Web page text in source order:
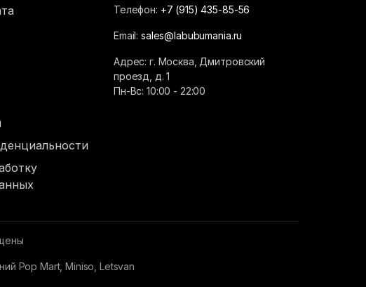
Телефон: +7 (915) 435-85-56
Email:sales@labubumania.ru
Адрес: г. Москва, Дмитровский
проезд, д. 1
Пн-Вс: 10:00 - 22:00
Pop Mart, Miniso, Letsvan